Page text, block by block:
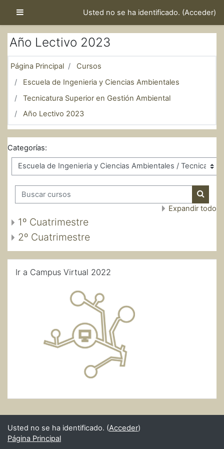
Usted no se ha identificado. (Acceder)
Año Lectivo 2023
Página Principal
Cursos
Escuela de Ingenieria y Ciencias Ambientales
Tecnicatura Superior en Gestión Ambiental
Año Lectivo 2023
Categorías:
Buscar cursos
Expandir todo
1º Cuatrimestre
2º Cuatrimestre
Ir a Campus Virtual 2022
Usted no se ha identificado. (Acceder)
Página Principal